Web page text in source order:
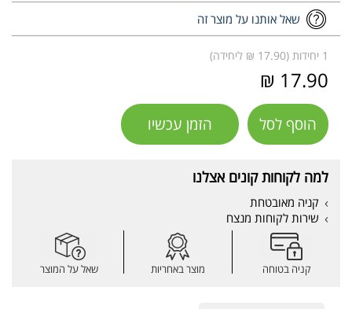
שאל אותנו על מוצר זה
1 יחידות (17.90 ₪ ליחידה)
17.90 ₪
הוסף לסל הזמן עכשיו
למה לקוחות קונים אצלנו
קניה מאובטחת
שירות לקוחות מנצח
קניה בטוחה מוצר באחריות שאל על המוצר